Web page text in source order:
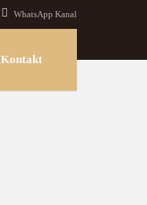
WhatsApp Kanal
Kontakt